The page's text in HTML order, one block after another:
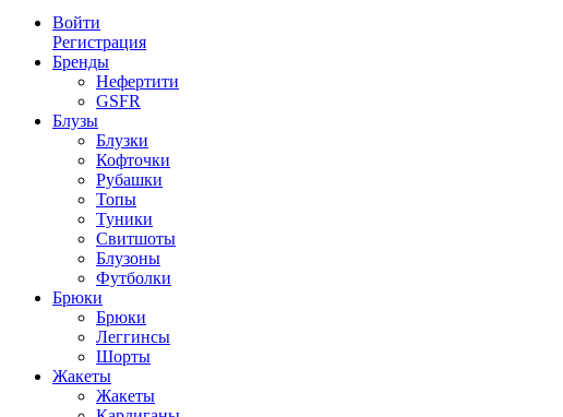
Войти
Регистрация
Бренды
Нефертити
GSFR
Блузы
Блузки
Кофточки
Рубашки
Топы
Туники
Свитшоты
Блузоны
Футболки
Брюки
Брюки
Леггинсы
Шорты
Жакеты
Жакеты